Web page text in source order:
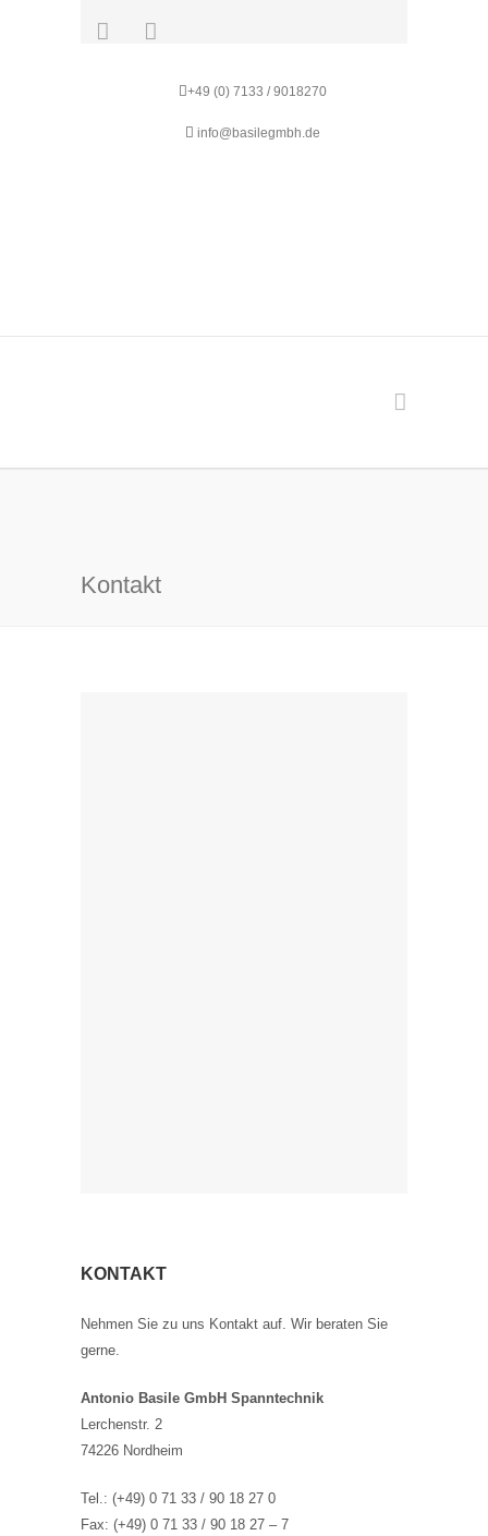
+49 (0) 7133 / 9018270
info@basilegmbh.de
Kontakt
KONTAKT
Nehmen Sie zu uns Kontakt auf. Wir beraten Sie
gerne.
Antonio Basile GmbH Spanntechnik
Lerchenstr. 2
74226 Nordheim
Tel.: (+49) 0 71 33 / 90 18 27 0
Fax: (+49) 0 71 33 / 90 18 27 – 7